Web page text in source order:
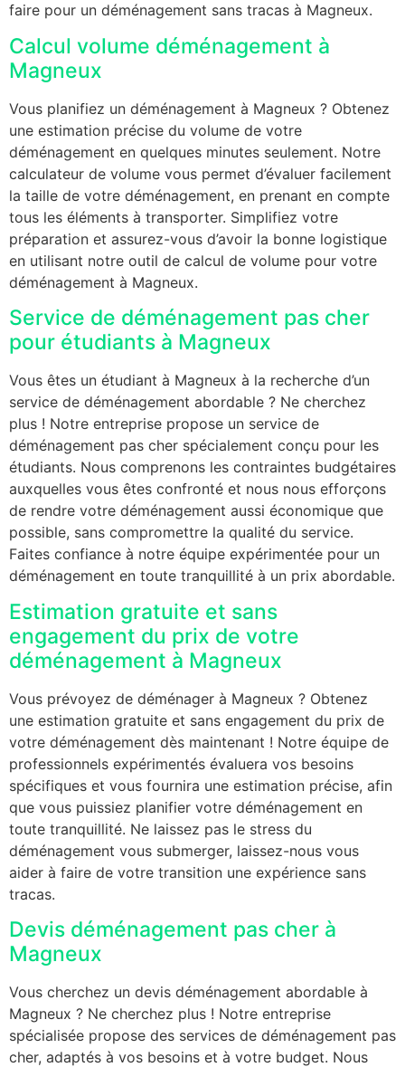
faire pour un déménagement sans tracas à Magneux.
Calcul volume déménagement à
Magneux
Vous planifiez un déménagement à Magneux ? Obtenez
une estimation précise du volume de votre
déménagement en quelques minutes seulement. Notre
calculateur de volume vous permet d’évaluer facilement
la taille de votre déménagement, en prenant en compte
tous les éléments à transporter. Simplifiez votre
préparation et assurez-vous d’avoir la bonne logistique
en utilisant notre outil de calcul de volume pour votre
déménagement à Magneux.
Service de déménagement pas cher
pour étudiants à Magneux
Vous êtes un étudiant à Magneux à la recherche d’un
service de déménagement abordable ? Ne cherchez
plus ! Notre entreprise propose un service de
déménagement pas cher spécialement conçu pour les
étudiants. Nous comprenons les contraintes budgétaires
auxquelles vous êtes confronté et nous nous efforçons
de rendre votre déménagement aussi économique que
possible, sans compromettre la qualité du service.
Faites confiance à notre équipe expérimentée pour un
déménagement en toute tranquillité à un prix abordable.
Estimation gratuite et sans
engagement du prix de votre
déménagement à Magneux
Vous prévoyez de déménager à Magneux ? Obtenez
une estimation gratuite et sans engagement du prix de
votre déménagement dès maintenant ! Notre équipe de
professionnels expérimentés évaluera vos besoins
spécifiques et vous fournira une estimation précise, afin
que vous puissiez planifier votre déménagement en
toute tranquillité. Ne laissez pas le stress du
déménagement vous submerger, laissez-nous vous
aider à faire de votre transition une expérience sans
tracas.
Devis déménagement pas cher à
Magneux
Vous cherchez un devis déménagement abordable à
Magneux ? Ne cherchez plus ! Notre entreprise
spécialisée propose des services de déménagement pas
cher, adaptés à vos besoins et à votre budget. Nous